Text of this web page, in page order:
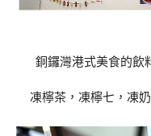
銅鑼灣港式美食的飲
凍檸茶，凍檸七，凍